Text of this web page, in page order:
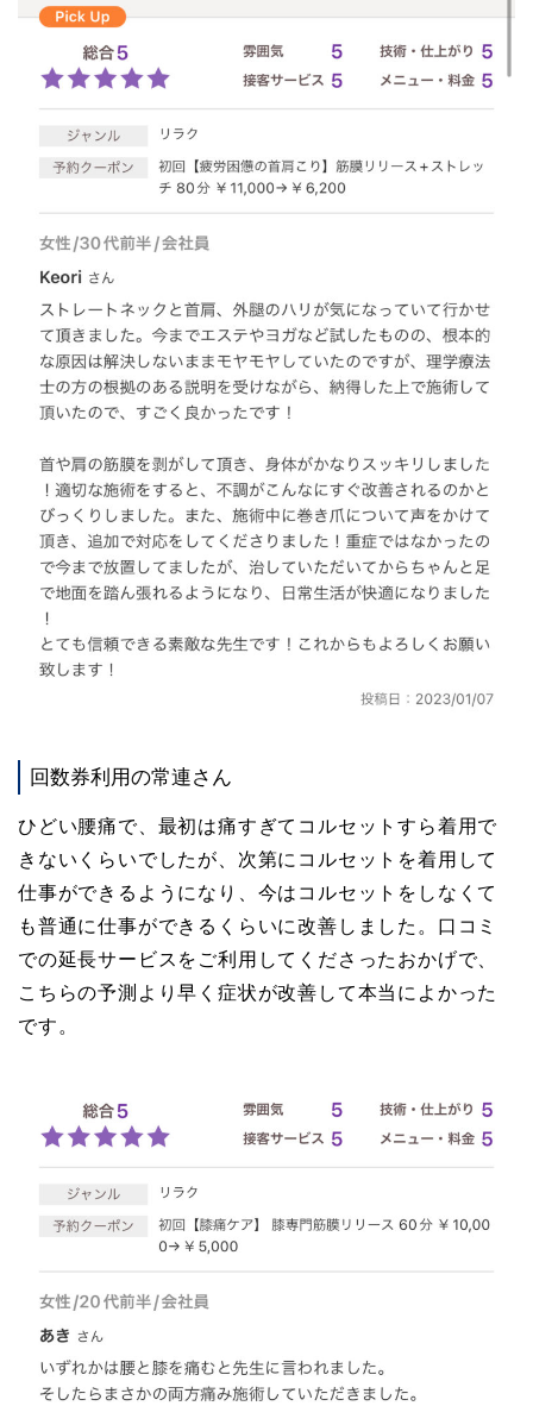
回数券利用の常連さん
ひどい腰痛で、最初は痛すぎてコルセットすら着用で
きないくらいでしたが、次第にコルセットを着用して
仕事ができるようになり、今はコルセットをしなくて
も普通に仕事ができるくらいに改善しました。口コミ
での延長サービスをご利用してくださったおかげで、
こちらの予測より早く症状が改善して本当によかった
です。